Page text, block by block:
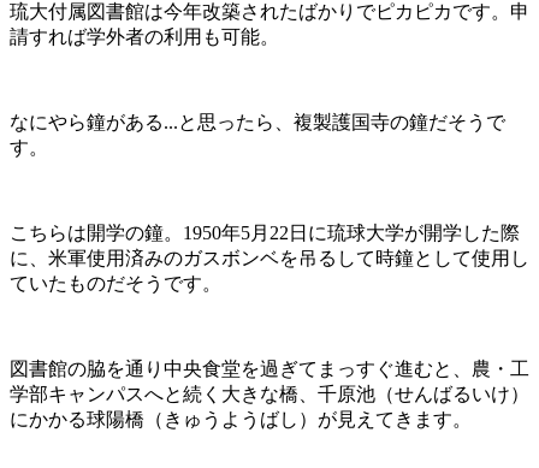
琉大付属図書館は今年改築されたばかりでピカピカです。申
請すれば学外者の利用も可能。
なにやら鐘がある...と思ったら、複製護国寺の鐘だそうで
す。
こちらは開学の鐘。1950年5月22日に琉球大学が開学した際
に、米軍使用済みのガスボンベを吊るして時鐘として使用し
ていたものだそうです。
図書館の脇を通り中央食堂を過ぎてまっすぐ進むと、農・工
学部キャンパスへと続く大きな橋、千原池（せんばるいけ）
にかかる球陽橋（きゅうようばし）が見えてきます。